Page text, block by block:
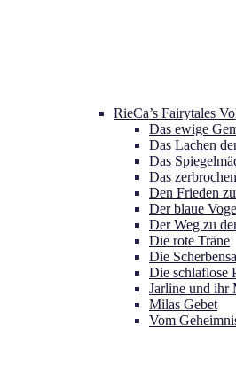
RieCa’s Fairytales
Das ewige
Das Lachen
Das
Das
Den Frieden
Der blaue
Der Weg zu
Die rote Träne
Die
Die schlaflose
Jarline und ihr
Milas Gebet
Vom